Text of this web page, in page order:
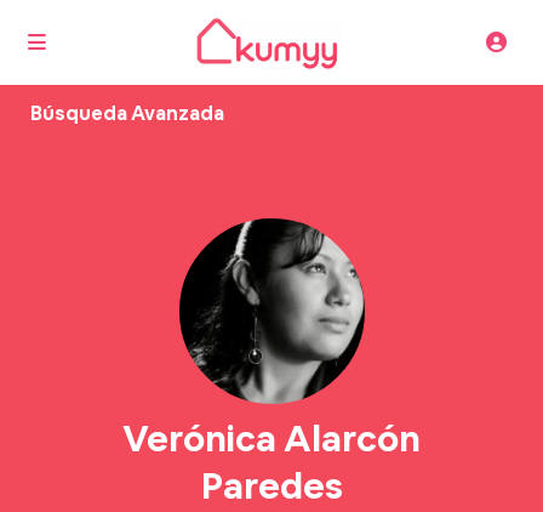
Búsqueda Avanzada
Verónica Alarcón
Paredes